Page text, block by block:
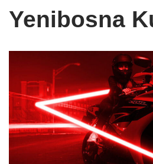
Yenibosna